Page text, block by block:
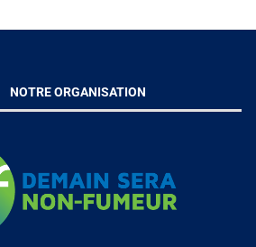
NOTRE ORGANISATION